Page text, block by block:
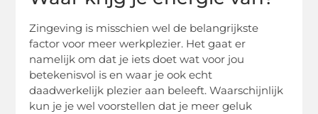
Zingeving is misschien wel de belangrijkste
factor voor meer werkplezier. Het gaat er
namelijk om dat je iets doet wat voor jou
betekenisvol is en waar je ook echt
daadwerkelijk plezier aan beleeft. Waarschijnlijk
kun je je wel voorstellen dat je meer geluk